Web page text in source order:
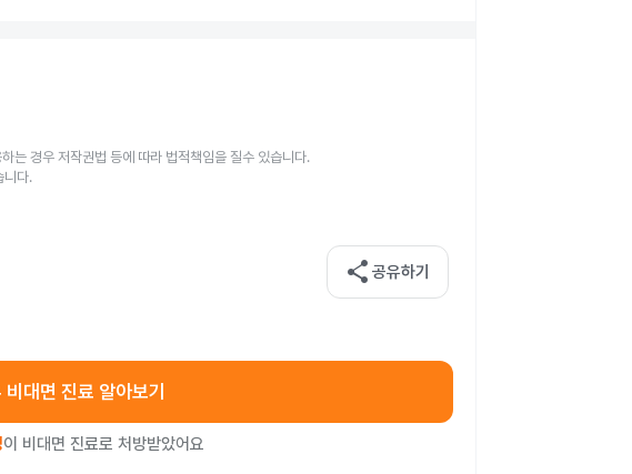
는 경우 저작권법 등에 따라 법적책임을 질수 있습니다.
니다.
share 공유하기
비대면 진료 알아보기
이 비대면 진료로 처방받았어요